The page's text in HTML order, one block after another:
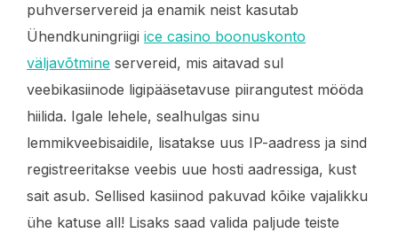
puhverservereid ja enamik neist kasutab
Ühendkuningriigi ice casino boonuskonto
väljavõtmine servereid, mis aitavad sul
veebikasiinode ligipääsetavuse piirangutest mööda
hiilida. Igale lehele, sealhulgas sinu
lemmikveebisaidile, lisatakse uus IP-aadress ja sind
registreeritakse veebis uue hosti aadressiga, kust
sait asub. Sellised kasiinod pakuvad kõike vajalikku
ühe katuse all! Lisaks saad valida paljude teiste